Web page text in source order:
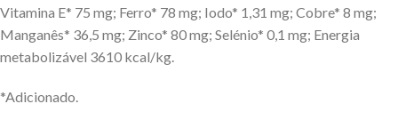
Vitamina E* 75 mg; Ferro* 78 mg; Iodo* 1,31 mg; Cobre* 8 mg;
Manganês* 36,5 mg; Zinco* 80 mg; Selénio* 0,1 mg; Energia
metabolizável 3610 kcal/kg.
*Adicionado.